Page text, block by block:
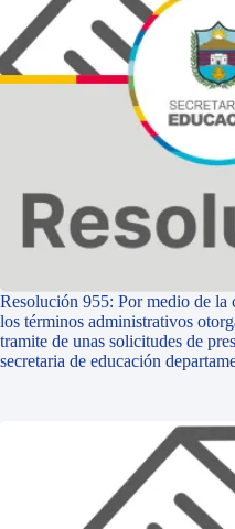
Resolución 955: Por medio de la
los términos administrativos
tramite de unas solicitudes de
secretaria de educación